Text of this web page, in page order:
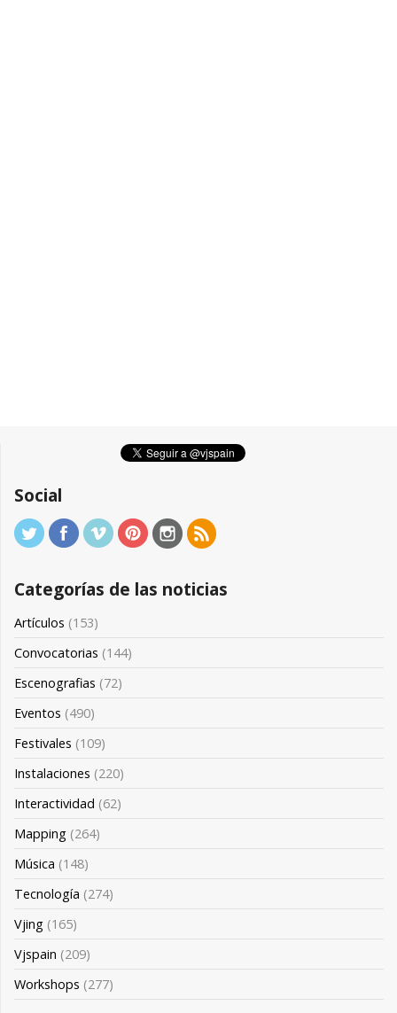
Social
Categorías de las noticias
Artículos (153)
Convocatorias (144)
Escenografias (72)
Eventos (490)
Festivales (109)
Instalaciones (220)
Interactividad (62)
Mapping (264)
Música (148)
Tecnología (274)
Vjing (165)
Vjspain (209)
Workshops (277)